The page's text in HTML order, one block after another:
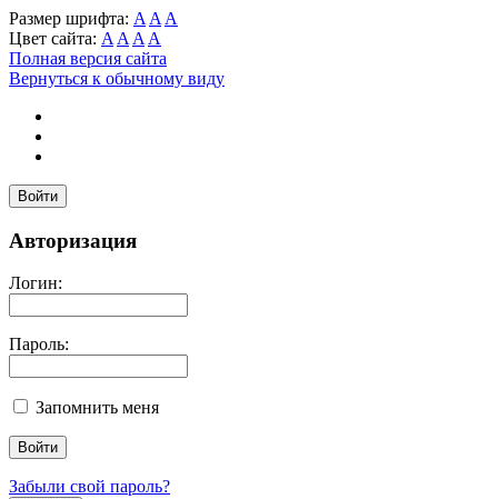
Размер шрифта: A A A
Цвет сайта: A A A A
Полная версия сайта
Вернуться к обычному виду
Войти
Авторизация
Логин:
Пароль:
Запомнить меня
Забыли свой пароль?